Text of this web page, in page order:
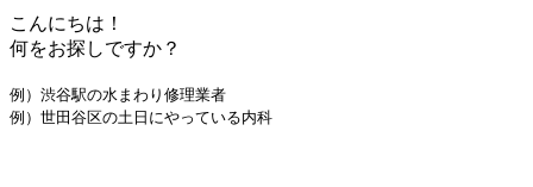
こんにちは！
何をお探しですか？
例）渋谷駅の水まわり修理業者
例）世田谷区の土日にやっている内科